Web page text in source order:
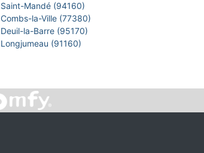
Saint-Mandé (94160)
Combs-la-Ville (77380)
Deuil-la-Barre (95170)
Longjumeau (91160)